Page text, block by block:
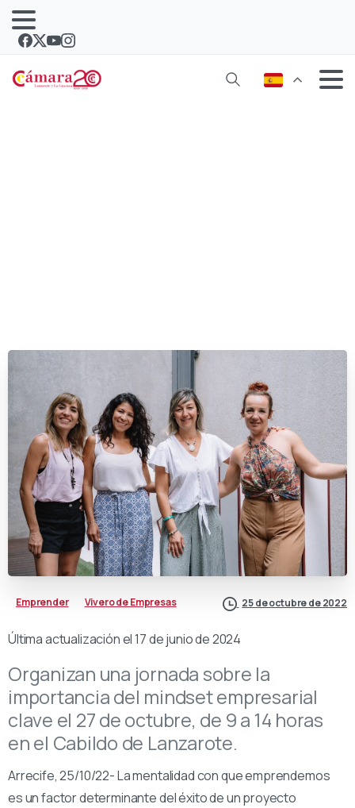
Emprender Vivero de Empresas 25 de octubre de 2022
Última actualización el 17 de junio de 2024
Organizan una jornada sobre la
importancia del mindset empresarial
clave el 27 de octubre, de 9 a 14 horas
en el Cabildo de Lanzarote.
Arrecife, 25/10/22- La mentalidad con que emprendemos
es un factor determinante del éxito de un proyecto